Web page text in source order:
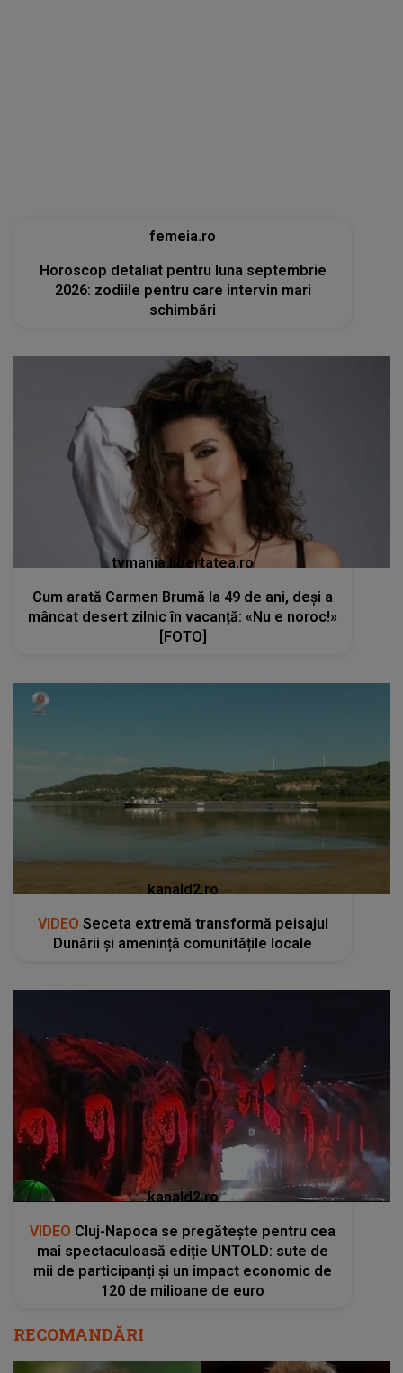
tvmania.libertatea.ro
Cum arată Carmen Brumă la 49 de ani, deși a
mâncat desert zilnic în vacanță: «Nu e noroc!»
[FOTO]
Seceta extremă transformă peisajul
Dunării și amenință comunitățile locale
kanald2.ro
VIDEOCluj-Napoca se pregătește pentru cea
mai spectaculoasă ediție UNTOLD: sute de
mii de participanți și un impact economic de
120 de milioane de euro
RECOMANDĂRI